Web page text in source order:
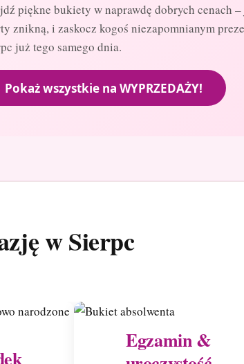
piękne bukiety w naprawdę dobrych cenach
znikną, i zaskocz kogoś niezapomnianym
już tego samego dnia.
Pokaż wszystkie na WYPRZEDAŻY!
w Sierpc
Egzamin &